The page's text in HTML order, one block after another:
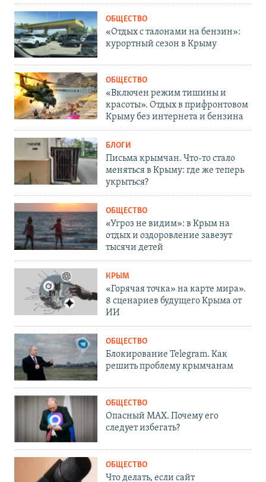
ОБЩЕСТВО
«Отдых с талонами на бензин»:
курортный сезон в Крыму
ОБЩЕСТВО
«Включен режим тишины и
красоты». Отдых в прифронтовом
Крыму без интернета и бензина
БЛОГИ
Письма крымчан. Что-то стало
меняться в Крыму: где же теперь
укрыться?
ОБЩЕСТВО
«Угроз не видим»: в Крым на
отдых и оздоровление завезут
тысячи детей
КРЫМ
«Горячая точка» на карте мира».
8 сценариев будущего Крыма от
ИИ
ОБЩЕСТВО
Блокирование Telegram. Как
решить проблему крымчанам
ОБЩЕСТВО
Опасный MAX. Почему его
следует избегать?
ОБЩЕСТВО
Что делать, если сайт